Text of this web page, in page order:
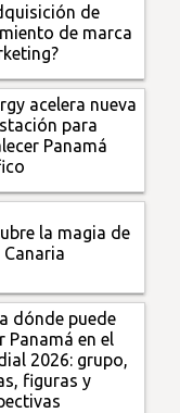
de
de marca
acelera nueva
para
Panamá
la magia de
Canaria
dónde puede
Panamá en el
2026: grupo,
figuras y